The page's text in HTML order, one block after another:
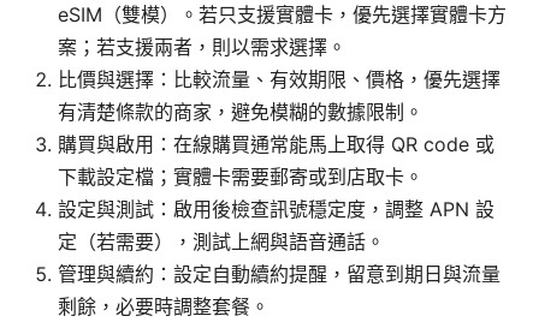
eSIM（雙模）。若只支援實體卡，優先選擇實體卡方
案；若支援兩者，則以需求選擇。
比價與選擇：比較流量、有效期限、價格，優先選擇
有清楚條款的商家，避免模糊的數據限制。
購買與啟用：在線購買通常能馬上取得 QR code 或
下載設定檔；實體卡需要郵寄或到店取卡。
設定與測試：啟用後檢查訊號穩定度，調整 APN 設
定（若需要），測試上網與語音通話。
管理與續約：設定自動續約提醒，留意到期日與流量
剩餘，必要時調整套餐。